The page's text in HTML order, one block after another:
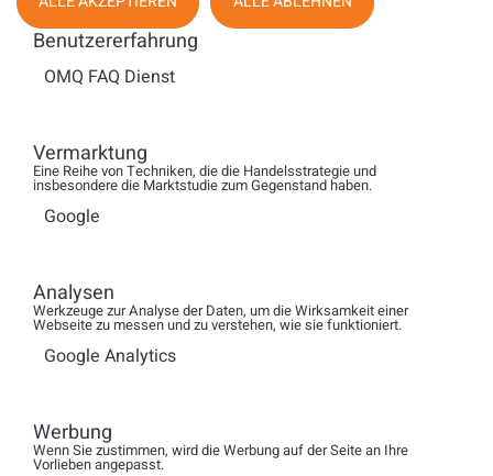
Gestaltungsspielraum bei der Umsetzung von Ideen
und Konzepten
einer Angabe zum Einstiegsgehalt und –termin bitte per E-
Mail an Frau Jonscherbewerber@voxpark.de
die Kennziffer
voxpark GmbH
Ullsteinstraße 122
www.voxpark.de
Benutzererfahrung
OMQ FAQ Dienst
Vermarktung
Eine Reihe von Techniken, die die Handelsstrategie und
insbesondere die Marktstudie zum Gegenstand haben.
Google
Analysen
Werkzeuge zur Analyse der Daten, um die Wirksamkeit einer
Webseite zu messen und zu verstehen, wie sie funktioniert.
Google Analytics
Werbung
Wenn Sie zustimmen, wird die Werbung auf der Seite an Ihre
Vorlieben angepasst.